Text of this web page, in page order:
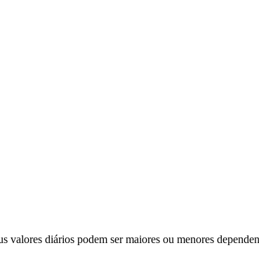
diários podem ser maiores ou menores